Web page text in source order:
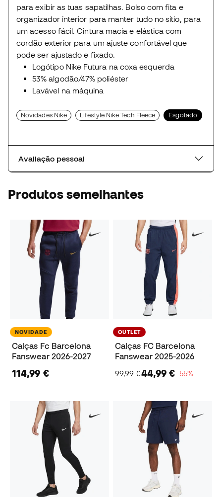
para exibir as tuas sapatilhas. Bolso com fita e
organizador interior para manter tudo no sítio, para
um acesso fácil. Cintura macia e elástica com
cordão exterior para um ajuste confortável que
pode ser ajustado e fixado.
Logótipo Nike Futura na coxa esquerda
53% algodão/47% poliéster
Lavável na máquina
Novidades Nike Lifestyle Nike Tech Fleece Esgotado
Avaliação pessoal
Produtos semelhantes
NOVIDADE
Calças Fc Barcelona
Fanswear 2026-2027
114,99 €
OUTLET
Calças FC Barcelona
Fanswear 2025-2026
99,99 €44,99 €−55%